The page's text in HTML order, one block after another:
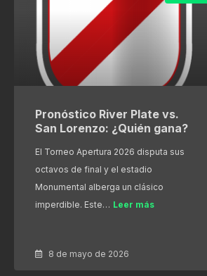
Pronóstico River Plate vs.
San Lorenzo: ¿Quién gana?
El Torneo Apertura 2026 disputa sus
octavos de final y el estadio
Monumental alberga un clásico
imperdible. Este… Leer más
8 de mayo de 2026